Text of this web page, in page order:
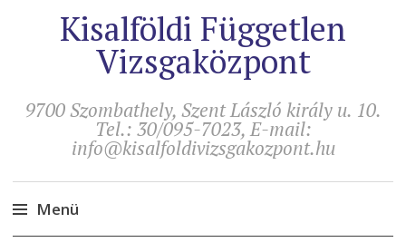
Kisalföldi Független
Vizsgaközpont
9700 Szombathely, Szent László király u. 10.
Tel.: 30/095-7023, E-mail:
info@kisalfoldivizsgakozpont.hu
Menü